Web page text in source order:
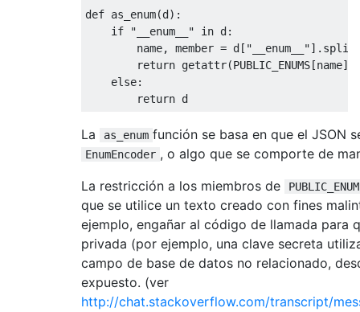
def as_enum(d):
if
"__enum__" in d:
        name, member = d[
"__enum__"
return getattr(PUBLIC_ENUMS[name],
else:
return
La as_enum función se basa en que el JSON
EnumEncoder , o algo que se comporte de
La restricción a los miembros de
que se utilice un texto creado con fines
ejemplo, engañar al código de llamada para
privada (por ejemplo, una clave secreta
campo de base de datos no relacionado,
expuesto. (ver
http://chat.stackoverflow.com/transcript/